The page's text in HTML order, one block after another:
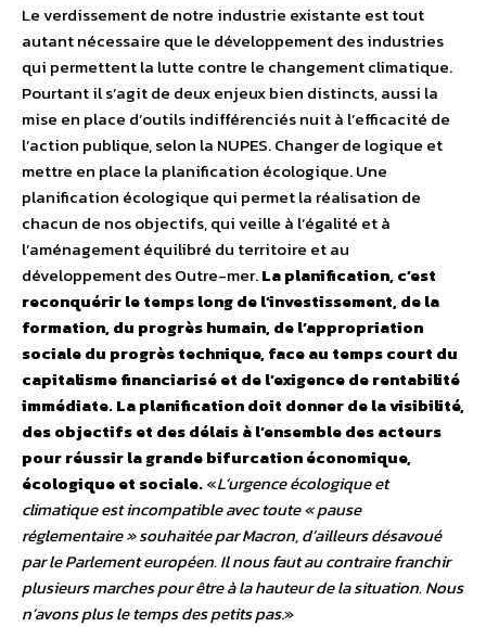
Le verdissement de notre industrie existante est tout
autant nécessaire que le développement des industries
qui permettent la lutte contre le changement climatique.
Pourtant il s’agit de deux enjeux bien distincts, aussi la
mise en place d’outils indifférenciés nuit à l’efficacité de
l’action publique, selon la NUPES. Changer de logique et
mettre en place la planification écologique. Une
planification écologique qui permet la réalisation de
chacun de nos objectifs, qui veille à l’égalité et à
l’aménagement équilibré du territoire et au
développement des Outre-mer.La planification, c’est
reconquérir le temps long de l’investissement, de la
formation, du progrès humain, de l’appropriation
sociale du progrès technique, face au temps court du
capitalisme financiarisé et de l’exigence de rentabilité
immédiate. La planification doit donner de la visibilité,
des objectifs et des délais à l’ensemble des acteurs
pour réussir la grande bifurcation économique,
écologique et sociale.«L’urgence écologique et
climatique est incompatible avec toute «pause
réglementaire» souhaitée par Macron, d’ailleurs désavoué
par le Parlement européen. Il nous faut au contraire franchir
plusieurs marches pour être à la hauteur de la situation. Nous
n’avons plus le temps des petits pas.»